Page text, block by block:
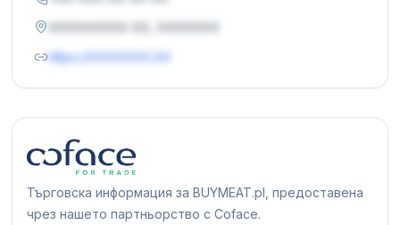
https://XXXXXXX.XX
Търговска информация за BUYMEAT.pl, предоставена
чрез нашето партньорство с Coface.